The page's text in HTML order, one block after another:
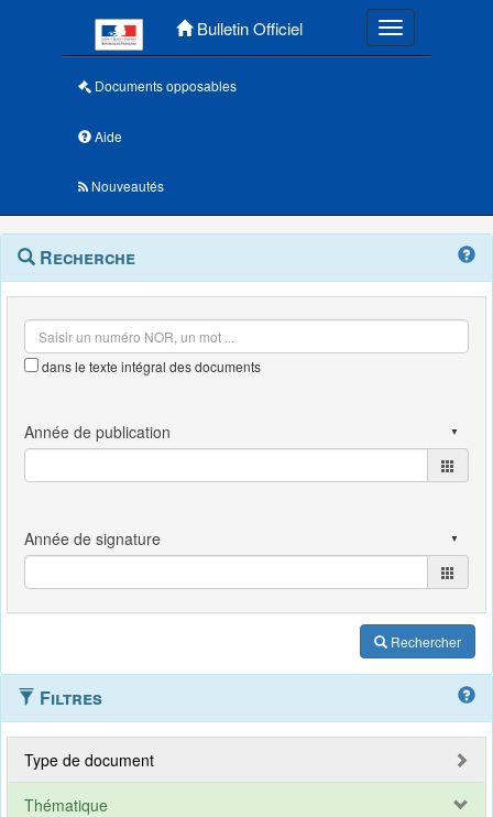
Bulletin Officiel Toggle
Documents opposables
Aide
Nouveautés
Navigation
outils
Menu
contextuel
Recherche
dans le texte intégral des documents
Rechercher
Filtres
Type de document
Thématique